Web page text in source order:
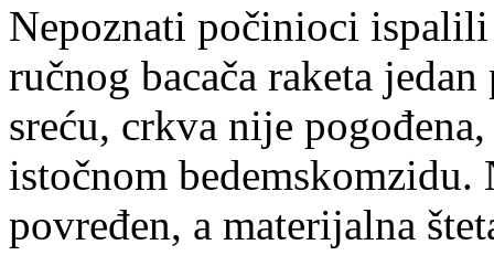
Nepoznati počinioci
ručnog bacača raketa
sreću, crkva nije
istočnom
povređen, a materijalna